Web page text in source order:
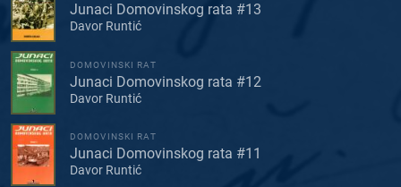
Junaci Domovinskog rata #13
Davor Runtić
DOMOVINSKI RAT
Junaci Domovinskog rata #12
Davor Runtić
DOMOVINSKI RAT
Junaci Domovinskog rata #11
Davor Runtić